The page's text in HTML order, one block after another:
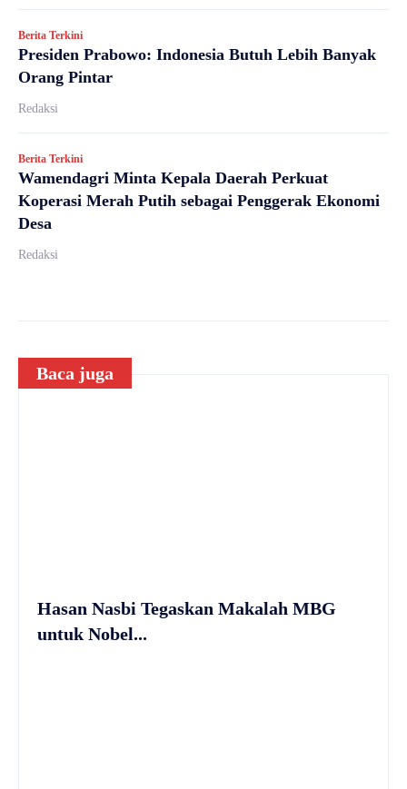
Berita Terkini
Presiden Prabowo: Indonesia Butuh Lebih Banyak
Orang Pintar
Redaksi
Berita Terkini
Wamendagri Minta Kepala Daerah Perkuat
Koperasi Merah Putih sebagai Penggerak Ekonomi
Desa
Redaksi
Baca juga
Hasan Nasbi Tegaskan Makalah MBG
untuk Nobel...